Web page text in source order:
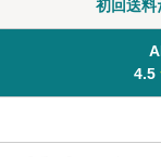
初回送料
4.5